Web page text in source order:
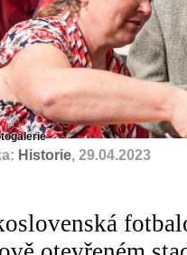
Historie, 29.04.2023